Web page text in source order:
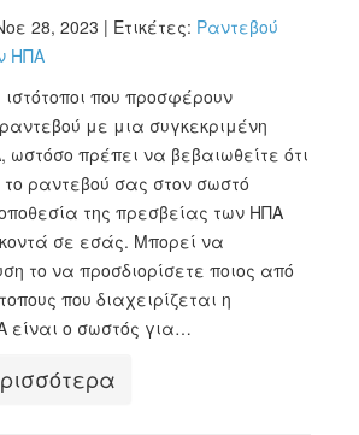
28, 2023 | Ετικέτες: Ραντεβού
ΗΠΑ
που προσφέρουν
με μια συγκεκριμένη
πρέπει να βεβαιωθείτε ότι
ραντεβού σας στον σωστό
της πρεσβείας των ΗΠΑ
κοντά σε εσάς. Μπορεί να
το να προσδιορίσετε ποιος από
που διαχειρίζεται η
είναι ο σωστός για…